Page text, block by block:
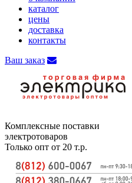
каталог
цены
доставка
контакты
Ваш заказ
Комплексные поставки
электротоваров
Только опт от 20 т.р.